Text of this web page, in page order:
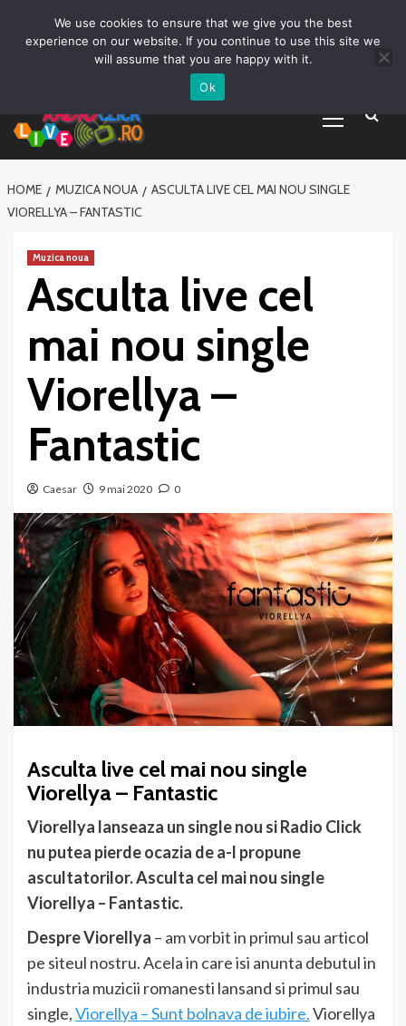
Promovare Artisti noi
Vrei sa fii DJ?
Menu
HOME MUZICA NOUA
ASCULTA LIVE CEL MAI NOU SINGLE
VIORELLYA – FANTASTIC
Muzica noua
Asculta live cel
mai nou single
Viorellya –
Fantastic
Caesar 9 mai 2020 0
Asculta live cel mai nou single
Viorellya – Fantastic
Viorellya lanseaza un single nou si Radio Click
nu putea pierde ocazia de a-l propune
ascultatorilor. Asculta cel mai nou single
Viorellya – Fantastic.
Despre Viorellya – am vorbit in primul sau articol
pe siteul nostru. Acela in care isi anunta debutul in
industria muzicii romanesti lansand si primul sau
single,Viorellya – Sunt bolnava de iubire.Viorellya
We use cookies to ensure that we give you the best
experience on our website. If you continue to use this site we
will assume that you are happy with it.
Ok